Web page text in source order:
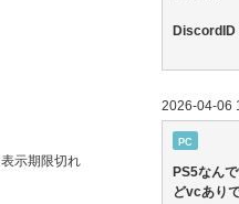
DiscordID
表示期限切れ
2026-04-06
PC
PS5なん
どvcあり